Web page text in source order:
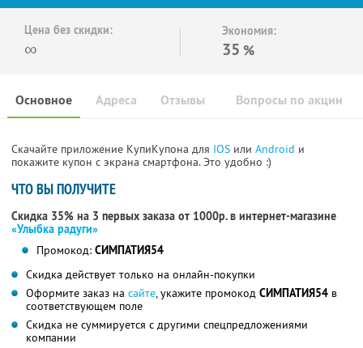
Цена без скидки:
∞
Экономия:
35 %
Основное Отзывы Вопросы по акции
Адреса
Скачайте приложение КупиКупона для IOS или Android и
покажите купон с экрана смартфона. Это удобно :)
ЧТО ВЫ ПОЛУЧИТЕ
Скидка 35% на 3 первых заказа от 1000р. в интернет-магазине
«Улыбка радуги»
Промокод: СИМПАТИЯ54
Скидка действует только на онлайн-покупки
Оформите заказ на сайте, укажите промокод СИМПАТИЯ54 в
соответствующем поле
Скидка не суммируется с другими спецпредложениями
компании